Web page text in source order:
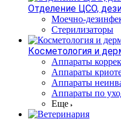
Отделение ЦСО,
Моечно-
Стерилизаторы
Косметология и
Аппараты
Аппараты
Аппараты
Аппараты по
Еще